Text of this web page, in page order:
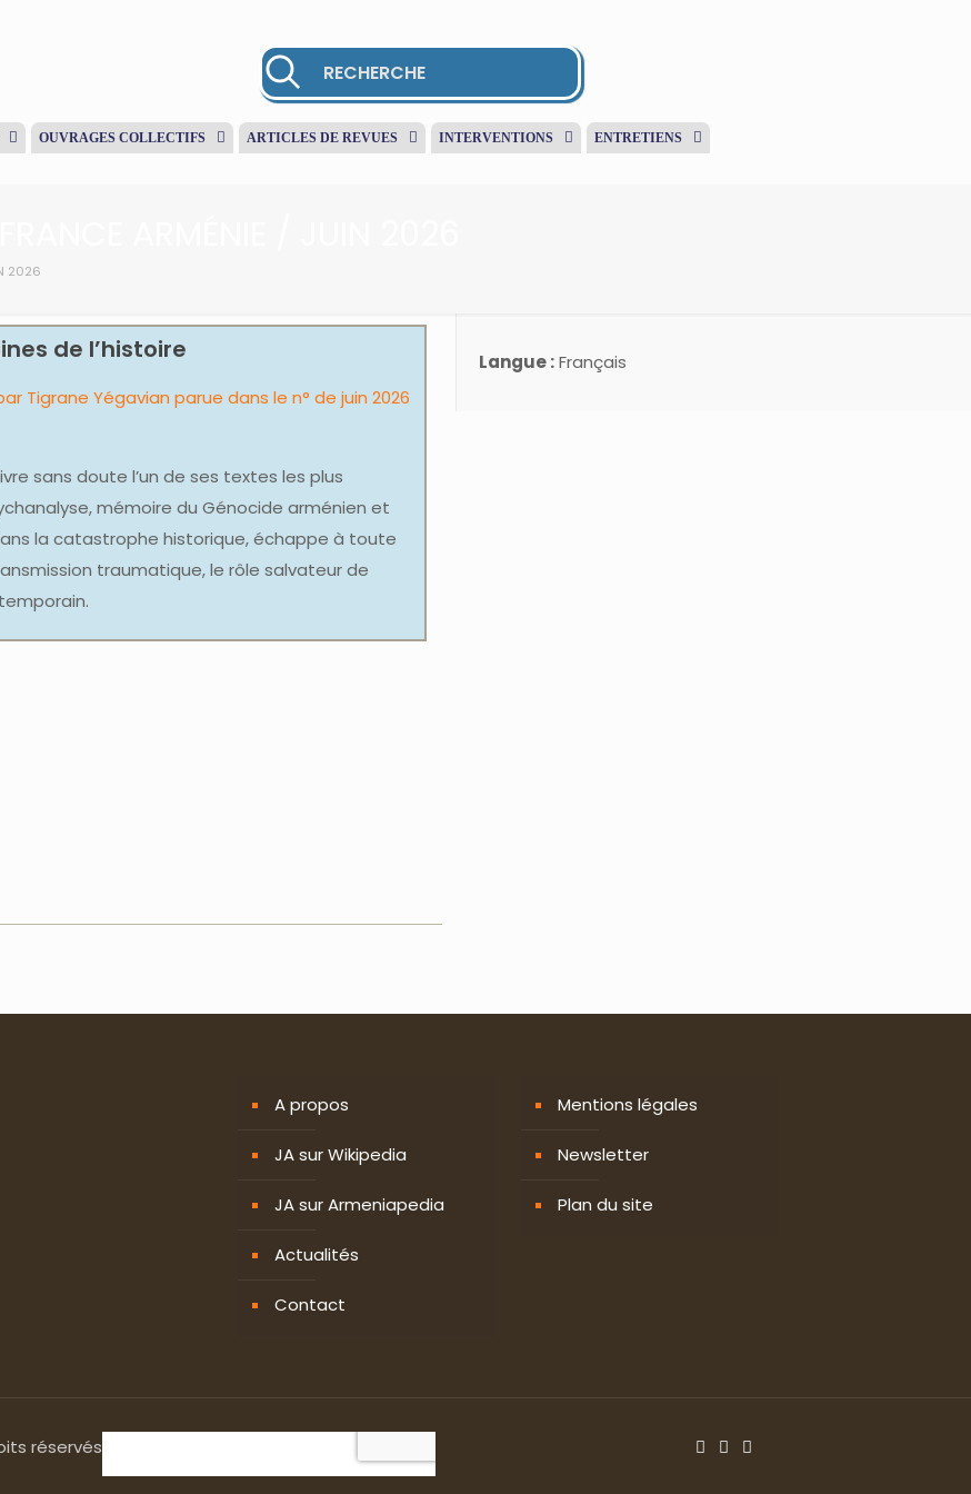
OUVRAGES COLLECTIFS ARTICLES DE REVUES INTERVENTIONS
ENTRETIENS
2026
de l’histoire
Tigrane Yégavian parue dans le n° de juin 2026
sans doute l’un de ses textes les plus
mémoire du Génocide arménien et
la catastrophe historique, échappe à toute
traumatique, le rôle salvateur de
Langue :Français
A propos
JA sur Wikipedia
JA sur Armeniapedia
Actualités
Contact
Mentions légales
Newsletter
Plan du site
réservés